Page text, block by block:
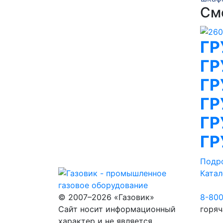
© 2007–2026 «Газовик»
Сайт носит информационный
характер и не является
8-